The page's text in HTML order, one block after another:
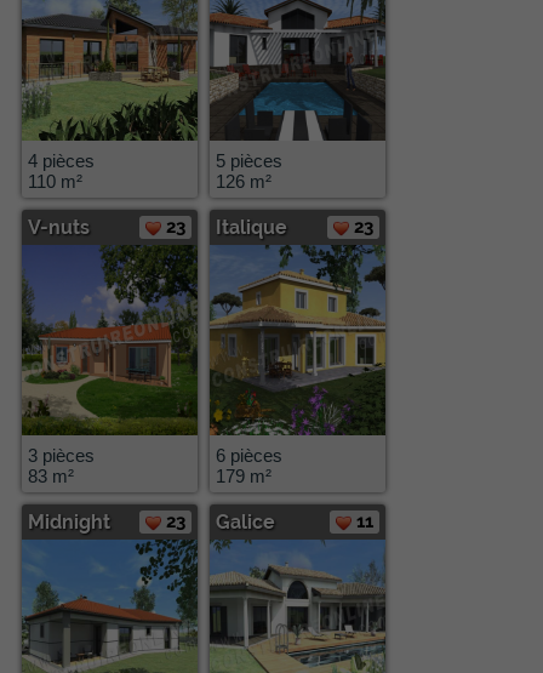
4 pièces
110 m²
5 pièces
126 m²
V-nuts 23
3 pièces
83 m²
Italique 23
6 pièces
179 m²
Midnight 23 Galice 11